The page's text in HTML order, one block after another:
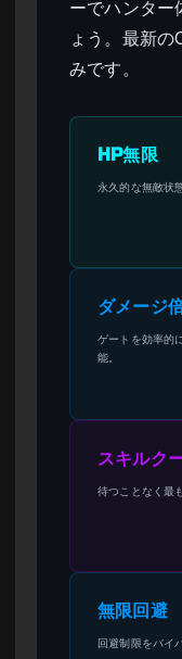
ーでハンター
ょう。最新
みです。
HP無限
永久的な無敵状
ダメージ
ゲートを効率的
能。
スキルク
待つことなく最
無限回避
回避制限をバイ